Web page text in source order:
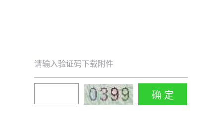
请输入验证码下载附件